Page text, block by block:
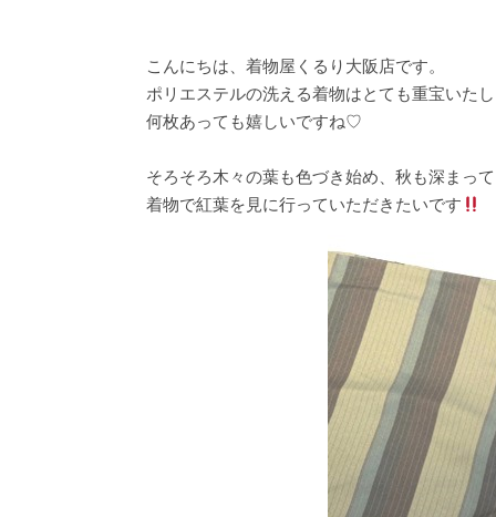
こんにちは、着物屋くるり大阪店です。
ポリエステルの洗える着物はとても重宝いた
何枚あっても嬉しいですね♡
そろそろ木々の葉も色づき始め、秋も深まっ
着物で紅葉を見に行っていただきたいです